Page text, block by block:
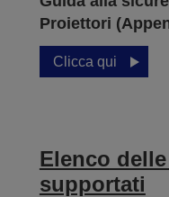
Proiettori
Clicca qui
Elenco
supportati